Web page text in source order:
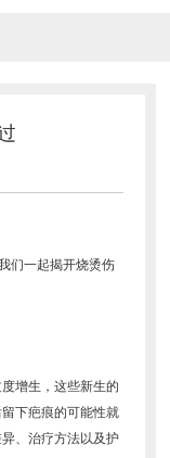
们一起揭开烧烫伤
增生，这些新生的
下疤痕的可能性就
、治疗方法以及护